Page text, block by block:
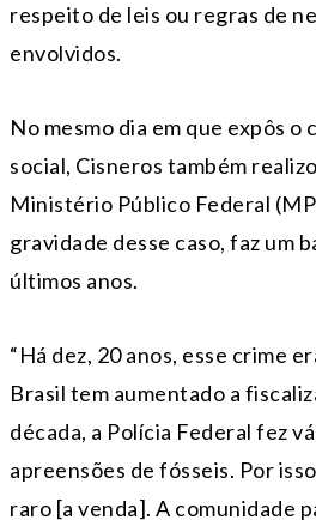
respeito de leis ou regras de
envolvidos.
No mesmo dia em que expôs o
social, Cisneros também
Ministério Público Federal
gravidade desse caso, faz um
últimos anos.
“Há dez, 20 anos, esse crime
Brasil tem aumentado a
década, a Polícia Federal fez
apreensões de fósseis. Por
raro [a venda]. A comunidade